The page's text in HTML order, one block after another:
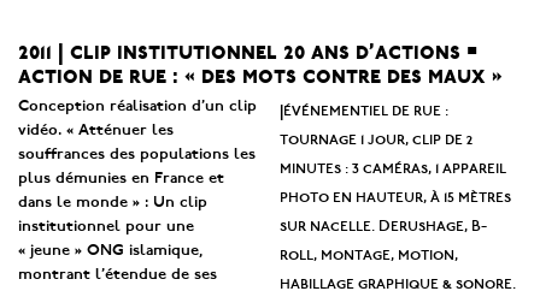
2011 | clip institutionnel 20 ans d’actions =
action de rue : « des mots contre des maux »
Conception réalisation d’un clip
vidéo. « Atténuer les
souffrances des populations les
plus démunies en France et
dans le monde » : Un clip
institutionnel pour une
« jeune » ONG islamique,
montrant l’étendue de ses
événementiel de rue :
tournage 1 jour, clip de 2
minutes : 3 caméras, 1 appareil
photo en hauteur, à 15 mètres
sur nacelle. Derushage, B-
roll, montage, motion,
habillage graphique & sonore